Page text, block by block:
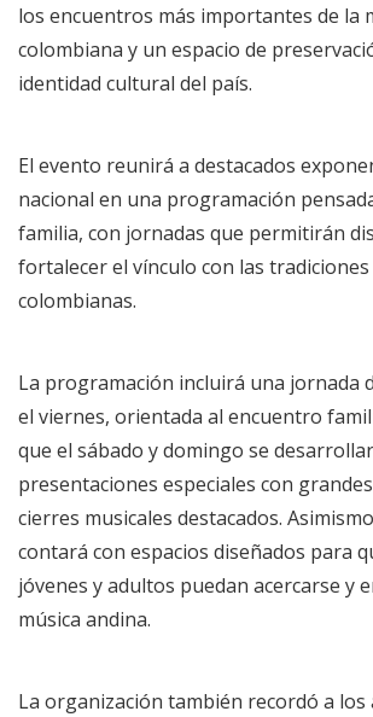
los encuentros más importantes de la
colombiana y un espacio de
identidad cultural del país.
El evento reunirá a destacados
nacional en una programación
familia, con jornadas que permitirán
fortalecer el vínculo con las tradiciones
colombianas.
La programación incluirá una jornada
el viernes, orientada al encuentro
que el sábado y domingo se
presentaciones especiales con
cierres musicales destacados.
contará con espacios diseñados para
jóvenes y adultos puedan acercarse y
música andina.
La organización también recordó a los